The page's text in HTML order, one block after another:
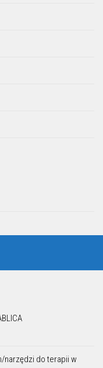
narzędzi do terapii w